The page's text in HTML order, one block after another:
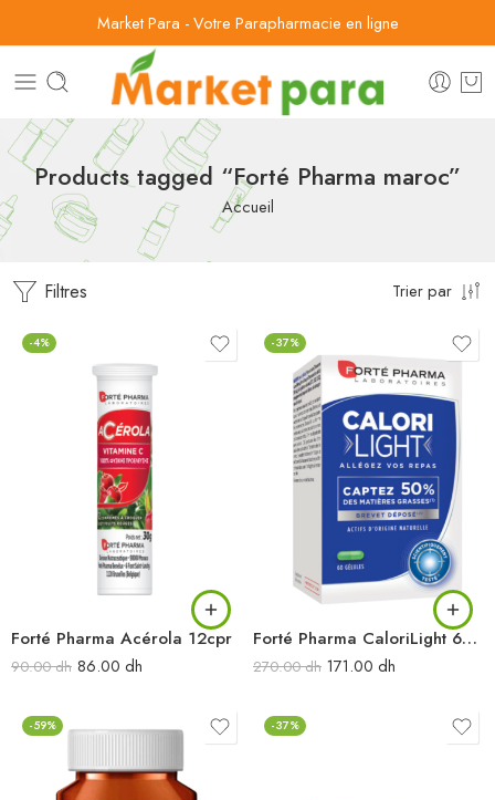
Market Para - Votre Parapharmacie en ligne
Products tagged “Forté Pharma maroc”
Accueil
Filtres Trier par
-4%
Forté Pharma Acérola 12cpr
90.00dh 86.00 dh
-37%
Forté Pharma CaloriLight 60 cpr
270.00dh 171.00 dh
-59% -37%